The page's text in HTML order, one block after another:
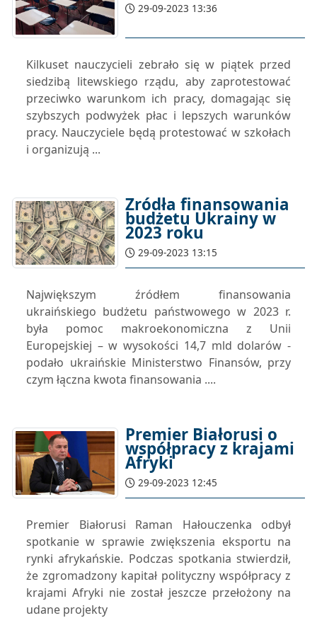
29-09-2023 13:36
Kilkuset nauczycieli zebrało się w piątek przed
siedzibą litewskiego rządu, aby zaprotestować
przeciwko warunkom ich pracy, domagając się
szybszych podwyżek płac i lepszych warunków
pracy. Nauczyciele będą protestować w szkołach
i organizują ...
Źródła finansowania
budżetu Ukrainy w
2023 roku
29-09-2023 13:15
Największym źródłem finansowania
ukraińskiego budżetu państwowego w 2023 r.
była pomoc makroekonomiczna z Unii
Europejskiej – w wysokości 14,7 mld dolarów -
podało ukraińskie Ministerstwo Finansów, przy
czym łączna kwota finansowania ....
Premier Białorusi o
współpracy z krajami
Afryki
29-09-2023 12:45
Premier Białorusi Raman Hałouczenka odbył
spotkanie w sprawie zwiększenia eksportu na
rynki afrykańskie. Podczas spotkania stwierdził,
że zgromadzony kapitał polityczny współpracy z
krajami Afryki nie został jeszcze przełożony na
udane projekty